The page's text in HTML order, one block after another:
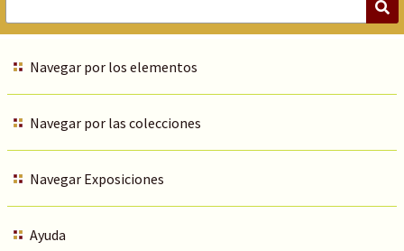
Navegar por los elementos
Navegar por las colecciones
Navegar Exposiciones
Ayuda